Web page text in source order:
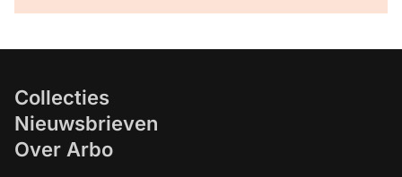
Collecties
Nieuwsbrieven
Over Arbo